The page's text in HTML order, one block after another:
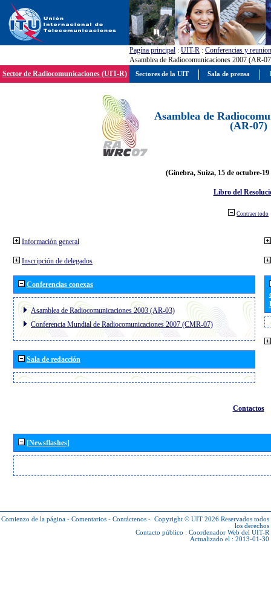
Pagína principal : UIT-R : Conferencias y
Asamblea de Radiocomunicaciones 2007 (AR-
Sector de Radiocomunicaciones (UIT-R)
Asamblea de
(AR-07)
(Ginebra, Suiza, 15 de octubre-19
Libro del
Contraer todo
Información general
Inscripción de delegados
Conferencias conexas
Asamblea de Radiocomunicaciones 2003 (AR-03)
Conferencia Mundial de Radiocomunicaciones 2007 (CMR-07)
Sala de redacción
Contactos
[Newsflashes]
Comienzo de la página - Comentarios - Contáctenos - Copyright © UIT 2026 Reservados todos
los derechos
Contacto público : Coordenador Web del UIT-R
Actualizado el : 2013-01-30
Sectores de la UIT Sala de prensa